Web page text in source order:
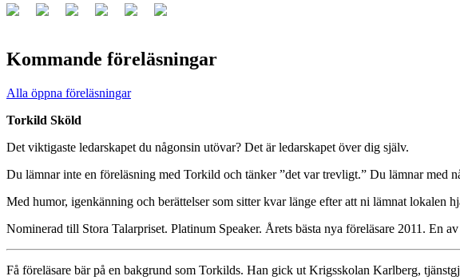
Kommande föreläsningar
Alla öppna föreläsningar
Torkild Sköld
Det viktigaste ledarskapet du någonsin utövar? Det är ledarskapet över dig själv.
Du lämnar inte en föreläsning med Torkild och tänker ”det var trevligt.” Du lämnar
Med humor, igenkänning och berättelser som sitter kvar länge efter att ni lämnat
Nominerad till Stora Talarpriset. Platinum Speaker. Årets bästa nya föreläsare 2011. En
Få föreläsare bär på en bakgrund som Torkilds. Han gick ut Krigsskolan Karlberg,